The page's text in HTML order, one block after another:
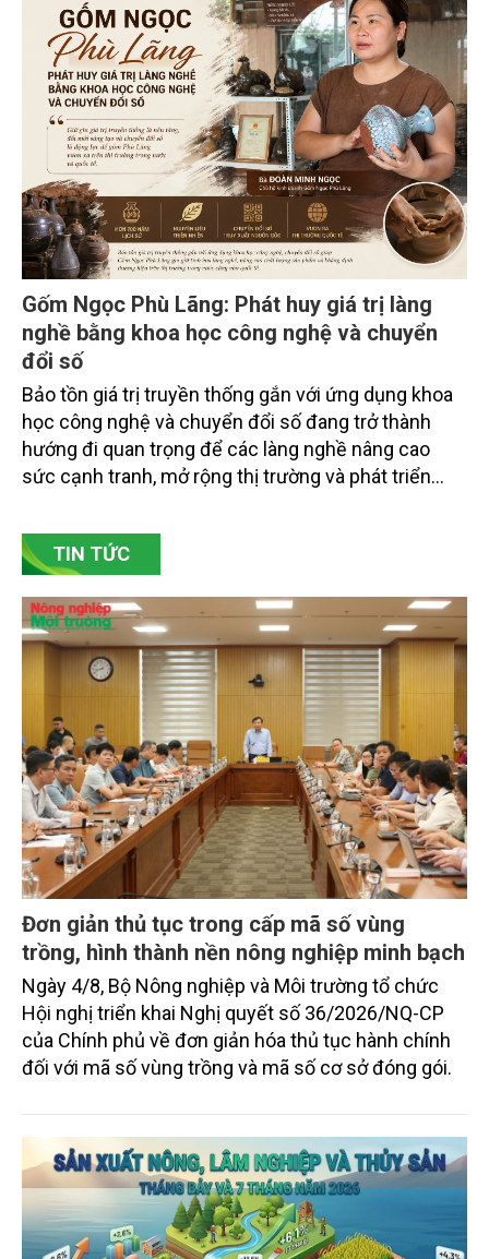
hút sự tham gia của hơn 100 đại biểu là lãnh đạo
các đơn vị thuộc Bộ Nông nghiệp và Môi trường,
chuyên gia, nhà khoa học, Sở Nông nghiệp và Môi
trường tỉnh Lai Châu và đại diện các cơ quan đơn vị
doanh nghiệp ở các tỉnh miền núi phía Bắc.
Gốm Ngọc Phù Lãng: Phát huy giá trị làng
nghề bằng khoa học công nghệ và chuyển
đổi số
Bảo tồn giá trị truyền thống gắn với ứng dụng khoa
học công nghệ và chuyển đổi số đang trở thành
hướng đi quan trọng để các làng nghề nâng cao
sức cạnh tranh, mở rộng thị trường và phát triển
Bắc Ninh, nhiều nghệ nhân và cơ sở sản xuất đã
chủ động đổi mới tư duy, đầu tư công nghệ, xây
TIN TỨC
Đơn giản thủ tục trong cấp mã số vùng
trồng, hình thành nền nông nghiệp minh bạch
Ngày 4/8, Bộ Nông nghiệp và Môi trường tổ chức
Hội nghị triển khai Nghị quyết số 36/2026/NQ-CP
của Chính phủ về đơn giản hóa thủ tục hành chính
đối với mã số vùng trồng và mã số cơ sở đóng gói.